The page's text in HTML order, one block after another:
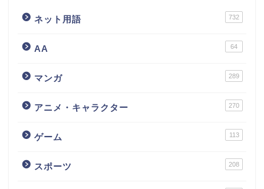
ネット用語 732
AA 64
マンガ 289
アニメ・キャラクター 270
ゲーム 113
スポーツ 208